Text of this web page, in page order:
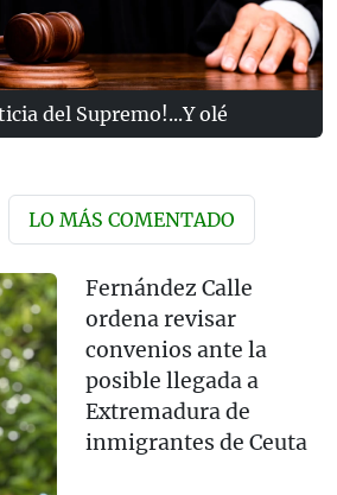
del Supremo!...Y olé
LO MÁS COMENTADO
Fernández Calle
ordena revisar
convenios ante la
posible llegada a
Extremadura de
inmigrantes de Ceuta